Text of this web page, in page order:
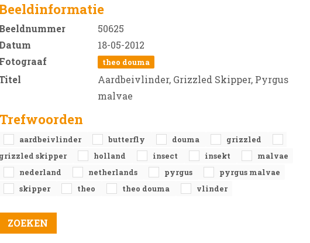
Beeldnummer
50625
Datum
18-05-2012
Fotograaf
theo douma
Aardbeivlinder, Grizzled Skipper, Pyrgus
malvae
Trefwoorden
aardbeivlinder butterfly douma
grizzled
grizzled skipper
holland insect insekt
malvae
nederland
netherlands pyrgus
pyrgus malvae
skipper
theo theo douma vlinder